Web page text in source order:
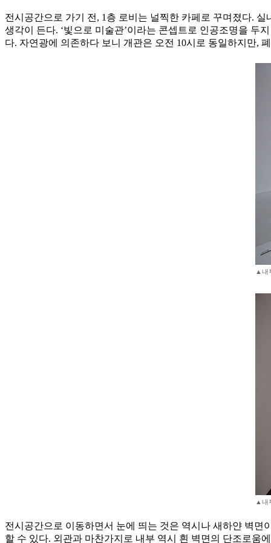
전시공간으로 가기 전, 1층 로비는 널찍한 카페로 꾸며졌다.
생각이 든다. ‘빛으로 미술관’이라는 콘셉트로 인공조명을 두
다. 자연광에 의존하다 보니 개관은 오전 10시로 동일하지만,
▲내
▲내
전시공간으로 이동하면서 눈에 띄는 것은 역시나 새하얀 벽
할 수 있다. 외관과 마찬가지로 내부 역시 흰 벽면의 단조로움